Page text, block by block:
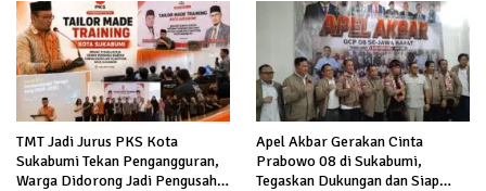
TMT Jadi Jurus PKS Kota
Sukabumi Tekan Pengangguran,
Warga Didorong Jadi Pengusaha
Apel Akbar Gerakan Cinta
Prabowo 08 di Sukabumi,
Tegaskan Dukungan dan Siap